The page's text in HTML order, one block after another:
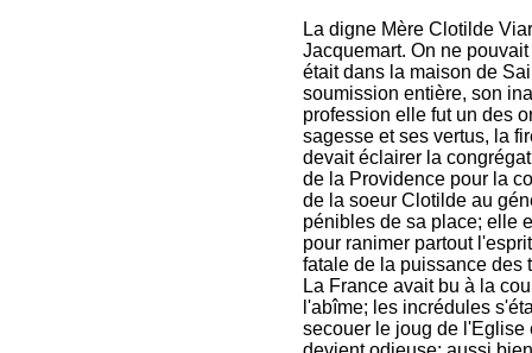
La digne Mère Clotilde
Jacquemart. On ne
était dans la maison de
soumission entière, son
profession elle fut un des
sagesse et ses vertus, la
devait éclairer la
de la Providence pour la
de la soeur Clotilde au
pénibles de sa place; elle
pour ranimer partout
fatale de la puissance des
La France avait bu à la
l'abîme; les incrédules
secouer le joug de l'Eglise